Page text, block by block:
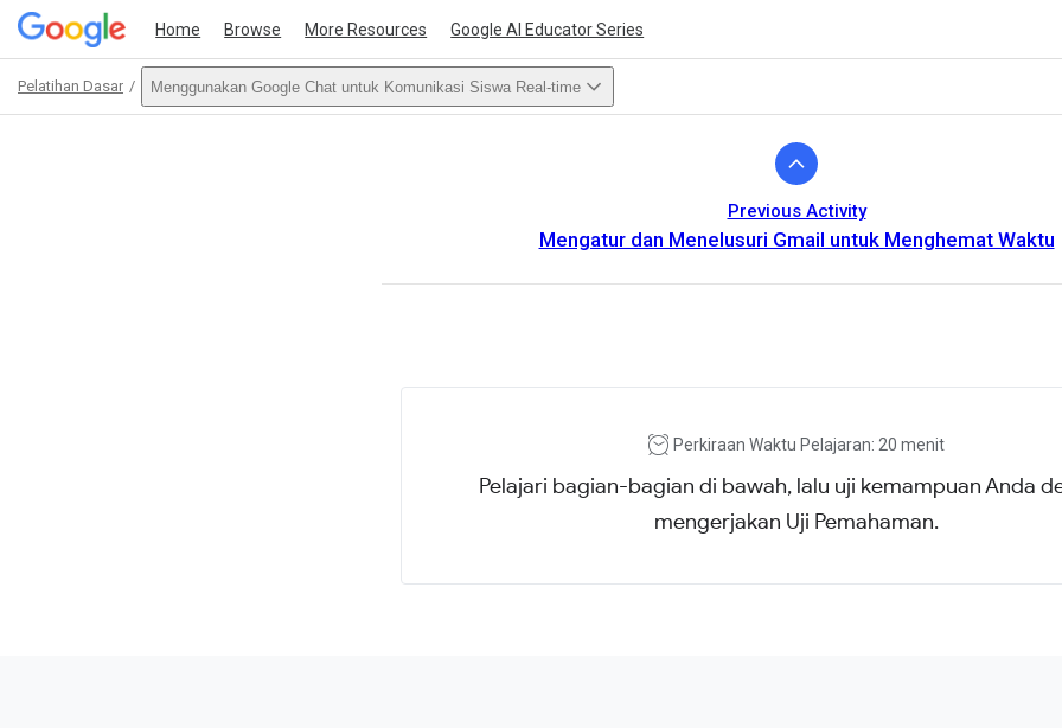
Home Browse More Resources Google AI Educator Series
Pelatihan Dasar Menggunakan Google Chat untuk Komunikasi Siswa Real-time
Previous Activity
Mengatur dan Menelusuri Gmail untuk Menghemat Waktu
Perkiraan Waktu Pelajaran: 20 menit
Pelajari bagian-bagian di bawah, lalu uji kemampuan Anda
mengerjakan Uji Pemahaman.